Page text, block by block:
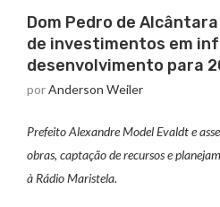
Dom Pedro de
de investimentos em
desenvolvimento para
porAnderson Weiler
Prefeito Alexandre Model Evaldt e
obras, captação de recursos e
à Rádio Maristela.